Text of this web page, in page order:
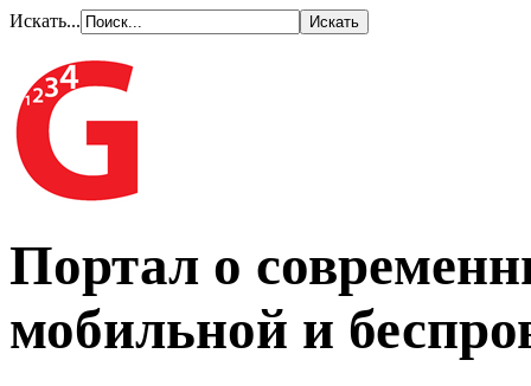
Искать...
Портал о
мобильной и